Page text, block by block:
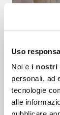
Uso
Noi e i nostri
personali, ad
tecnologie
alle
Articoli
Cosa
A metà